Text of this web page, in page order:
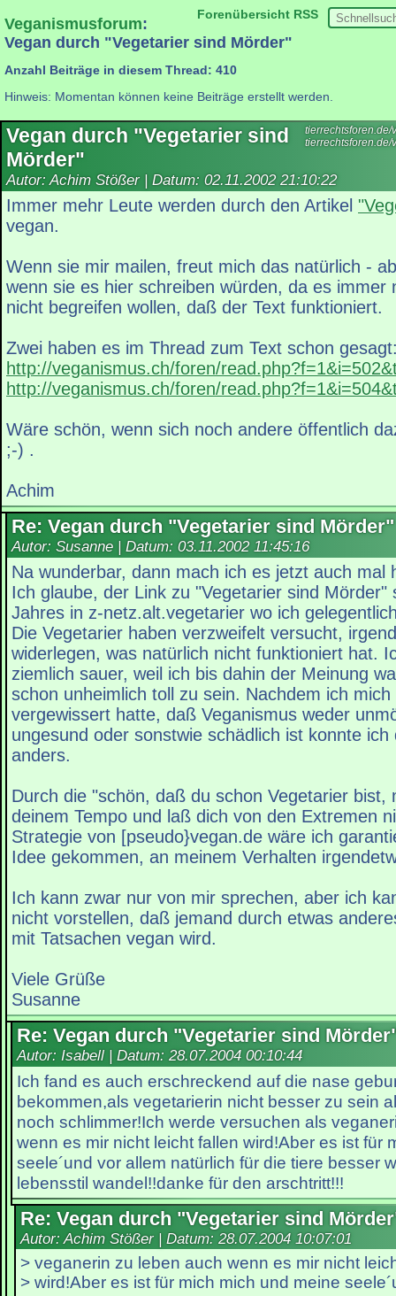
Forenübersicht RSS
Veganismusforum:
Vegan durch "Vegetarier sind Mörder"
Anzahl Beiträge in diesem Thread: 410
Hinweis: Momentan können keine Beiträge erstellt werden.
tierrechtsforen.de/
Vegan durch "Vegetarier sind
Mörder"
Autor: Achim Stößer | Datum: 02.11.2002 21:10:22
Immer mehr Leute werden durch den Artikel
vegan.
Wenn sie mir mailen, freut mich das natürlich -
wenn sie es hier schreiben würden, da es immer
nicht begreifen wollen, daß der Text funktioniert.
Zwei haben es im Thread zum Text schon
http://veganismus.ch/foren/
http://veganismus.ch/foren/
Wäre schön, wenn sich noch andere öffentlich
;-) .
Achim
Re: Vegan durch "Vegetarier sind Mörder"
Autor: Susanne | Datum: 03.11.2002 11:45:16
Na wunderbar, dann mach ich es jetzt auch mal
Ich glaube, der Link zu "Vegetarier sind Mörder"
Jahres in z-netz.alt.vegetarier wo ich
Die Vegetarier haben verzweifelt versucht,
widerlegen, was natürlich nicht funktioniert hat.
ziemlich sauer, weil ich bis dahin der Meinung
schon unheimlich toll zu sein. Nachdem ich
vergewissert hatte, daß Veganismus weder
ungesund oder sonstwie schädlich ist konnte
anders.
Durch die "schön, daß du schon Vegetarier bist,
deinem Tempo und laß dich von den Extremen
Strategie von [pseudo}vegan.de wäre ich
Idee gekommen, an meinem Verhalten
Ich kann zwar nur von mir sprechen, aber ich
nicht vorstellen, daß jemand durch etwas
mit Tatsachen vegan wird.
Viele Grüße
Susanne
Re: Vegan durch "Vegetarier sind
Autor: Isabell | Datum: 28.07.2004 00:10:44
Ich fand es auch erschreckend auf die nase
bekommen,als vegetarierin nicht besser zu sein
noch schlimmer!Ich werde versuchen als
wenn es mir nicht leicht fallen wird!Aber es ist für
seele´und vor allem natürlich für die tiere besser
lebensstil wandel!!danke für den arschtritt!!!
Re: Vegan durch "Vegetarier sind
Autor: Achim Stößer | Datum: 28.07.2004 10:07:01
> veganerin zu leben auch wenn es mir nicht
> wird!Aber es ist für mich mich und meine